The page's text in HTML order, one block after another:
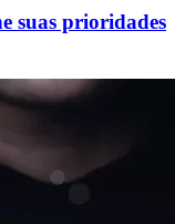
suas prioridades